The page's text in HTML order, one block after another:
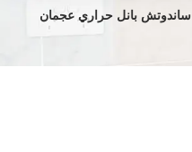
ساندوتش بانل حراري عجمان